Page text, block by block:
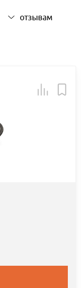
отзывам